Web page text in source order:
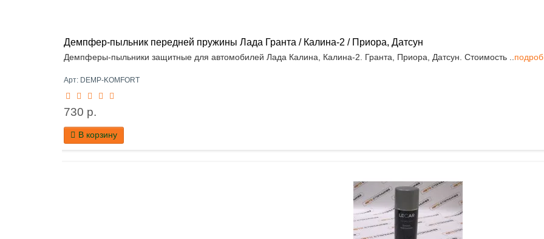
Демпфер-пыльник передней пружины Лада Гранта / Калина-2 / Приора, Датсун
Демпферы-пыльники защитные для автомобилей Лада Калина, Калина-2. Гранта, Приора, Датсун. Стоимость ..
Арт: DEMP-KOMFORT
730 р.
В корзину